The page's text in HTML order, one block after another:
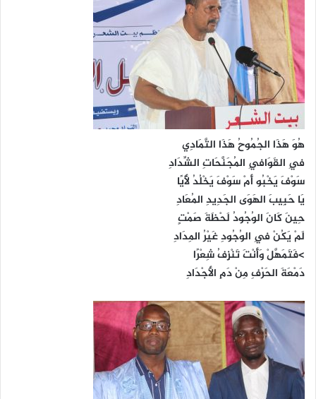
هُوَ هَذَا الجُمُوحُ هَذَا التَّمَادِي
فِي القَوَافِي المُجَنَّحَاتِ الشِّدَادِ
سَوْفَ يَخْبُو أَمْ سَوْفَ يَخْلُدُ لَأْيًا
يَا حَبِيبَ الهَوَى الجَدِيدِ المُعَادِ
حِينَ كَانَ الوُجُودُ لَحْظَةَ صَمْتٍ
لَمْ يَكُنْ فِي الوُجُودِ غَيْرُ المِدَادِ
>فَتَمَهَّلْ وَأَنْتَ تَنْزِفُ شِعْرًا
دَمْعَةَ الحَرْفِ مِنْ دَمِ الأَجْدَادِ